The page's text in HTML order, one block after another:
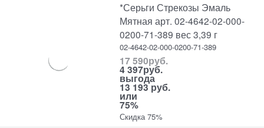
*Серьги Стрекозы Эмаль
Мятная арт. 02-4642-02-000-
0200-71-389 вес 3,39 г
02-4642-02-000-0200-71-389
17 590руб.
4 397руб.
выгода
13 193 руб.
или
75%
Скидка 75%